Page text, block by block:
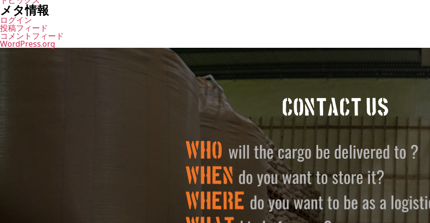
メタ情報
ログイン
投稿フィード
コメントフィード
WordPress.org